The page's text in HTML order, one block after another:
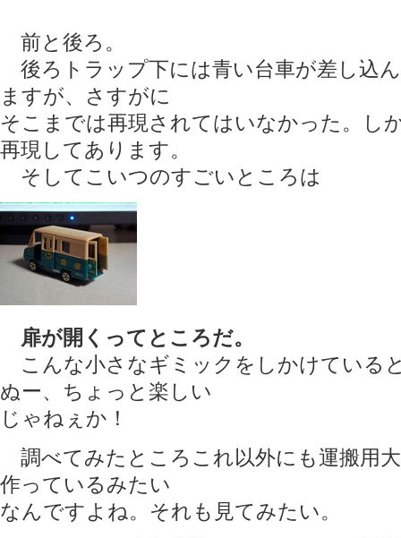
前と後ろ。
後ろトラップ下には青い台車が差し込
ますが、さすがに
そこまでは再現されてはいなかった。し
再現してあります。
そしてこいつのすごいところは
扉が開くってところだ。
こんな小さなギミックをしかけている
ぬー、ちょっと楽しい
じゃねぇか！
調べてみたところこれ以外にも運搬用
作っているみたい
なんですよね。それも見てみたい。